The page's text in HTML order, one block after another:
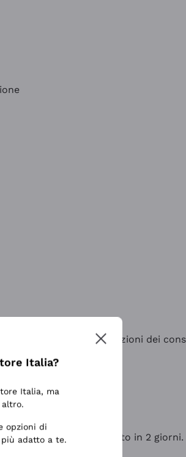
di prezzo. Le indicazioni dei
e protetti. Pacco arrivato in 2
Italia?
Italia, ma
opzioni di
adatto a te.